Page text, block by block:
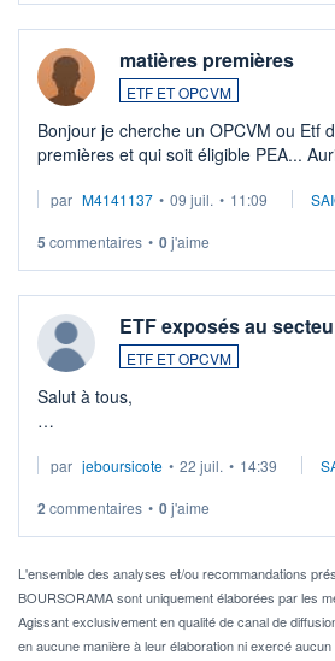
matières premières
ETF ET OPCVM
Bonjour je cherche un OPCVM ou Etf
premières et qui soit éligible PEA...
par M4141137 • 09 juil. • 11:09
5 commentaires • 0j'aime
ETF exposés au
ETF ET OPCVM
Salut à tous,
via un ETF plutôt que des actions
Idéalement, je voudrais qu'il soit éligible
Pour l' ...
par jeboursicote • 22 juil. • 14:39
2 commentaires • 0j'aime
L'ensemble des analyses et/ou recommandations
BOURSORAMA sont uniquement élaborées par les
Agissant exclusivement en qualité de canal de
en aucune manière à leur élaboration ni exercé